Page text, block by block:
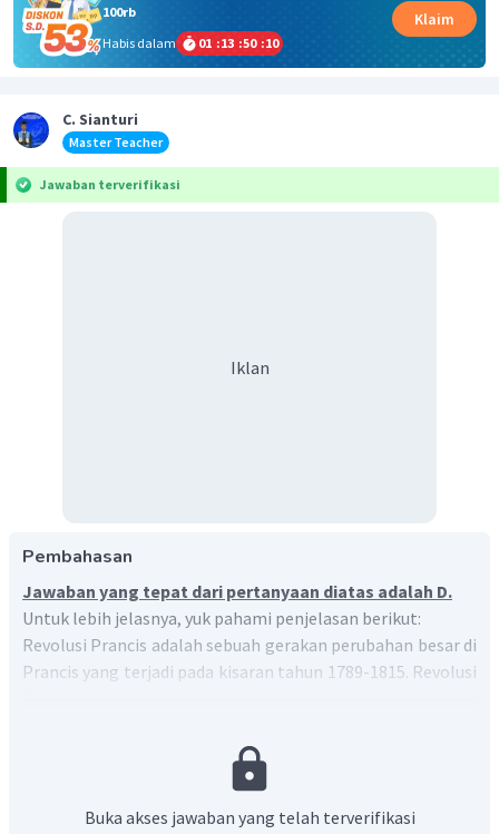
100rb
Habis dalam
01 :13 :50 :10
Klaim
C. Sianturi
Master Teacher
Jawaban terverifikasi
Iklan
Pembahasan
Jawaban yang tepat dari pertanyaan diatas adalah D.
Untuk lebih jelasnya, yuk pahami penjelasan berikut:
Revolusi Prancis adalah sebuah gerakan perubahan besar di
Prancis yang terjadi pada kisaran tahun 1789-1815. Revolusi
Berikut ini adalah keadaan Prancis menjelang revolusi:
lahirnya revolusi adalah monarki absolute, yaitu
Buka akses jawaban yang telah terverifikasi